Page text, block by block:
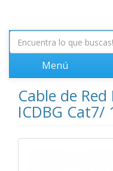
Menú
Cable de Red
ICDBG